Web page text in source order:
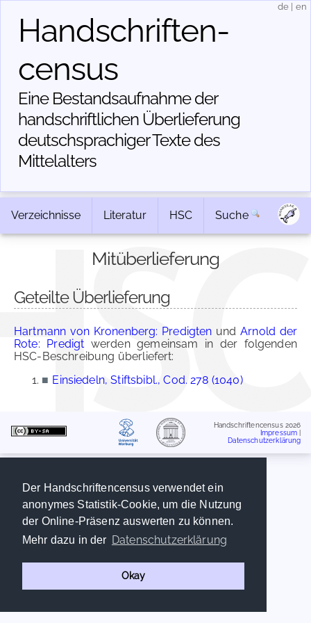
Der Handschriftencensus verwendet ein
anonymes Statistik-Cookie, um die Nutzung
der Online-Präsenz auswerten zu können.
Mehr dazu in der Datenschutzerklärung
Okay
Handschriften­
census
Eine Bestandsaufnahme der
handschriftlichen Über­lieferung
deutschsprachiger Texte des
Mittelalters
de en
Verzeichnisse Literatur HSC Suche
Mitüberlieferung
Geteilte Überlieferung
Hartmann von Kronenberg: Predigten undArnold der
Rote: Predigt werden gemeinsam in der folgenden
HSC-Beschreibung überliefert:
■ Einsiedeln, Stiftsbibl., Cod. 278 (1040)
Handschriftencensus 2026
Impressum
Datenschutzerklärung